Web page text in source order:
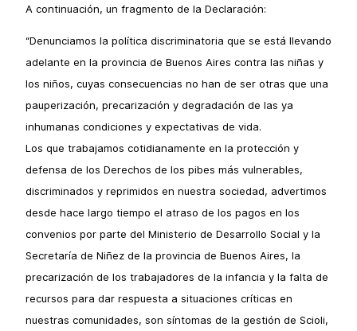
A continuación, un fragmento de la Declaración:
“Denunciamos la política discriminatoria que se está llevando
adelante en la provincia de Buenos Aires contra las niñas y
los niños, cuyas consecuencias no han de ser otras que una
pauperización, precarización y degradación de las ya
inhumanas condiciones y expectativas de vida.
Los que trabajamos cotidianamente en la protección y
defensa de los Derechos de los pibes más vulnerables,
discriminados y reprimidos en nuestra sociedad, advertimos
desde hace largo tiempo el atraso de los pagos en los
convenios por parte del Ministerio de Desarrollo Social y la
Secretaría de Niñez de la provincia de Buenos Aires, la
precarización de los trabajadores de la infancia y la falta de
recursos para dar respuesta a situaciones críticas en
nuestras comunidades, son síntomas de la gestión de Scioli,